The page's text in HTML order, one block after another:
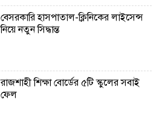
বেসরকারি হাসপাতাল-ক্লিনিকের লাইসেন্স
নিয়ে নতুন সিদ্ধান্ত
রাজশাহী শিক্ষা বোর্ডের ৫টি স্কুলের সবাই
ফেল